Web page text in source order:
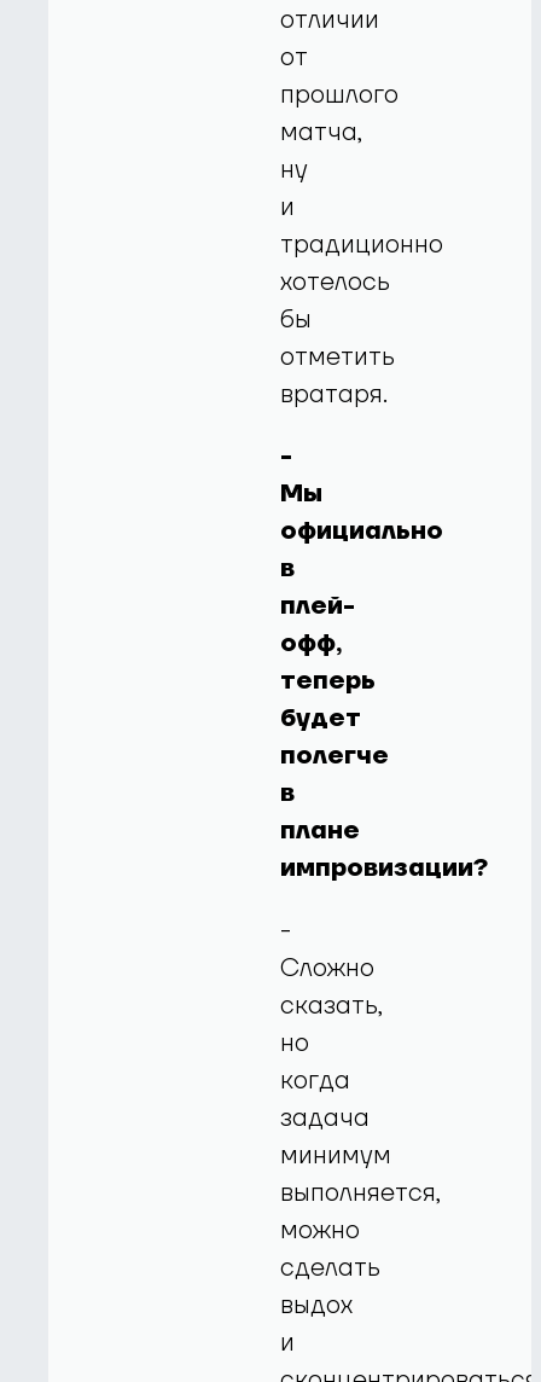
отличии
от
прошлого
матча,
ну
и
традиционно
хотелось
бы
отметить
вратаря.
-
Мы
официально
в
плей-
офф,
теперь
будет
полегче
в
плане
импровизации?
-
Сложно
сказать,
но
когда
задача
минимум
выполняется,
можно
сделать
выдох
и